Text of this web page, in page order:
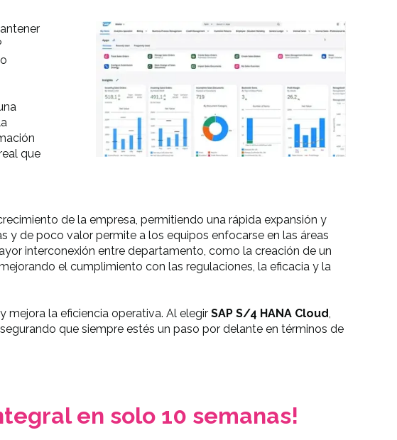
que
de la empresa, permitiendo una rápida expansión y
de poco valor permite a los equipos enfocarse en las áreas
interconexión entre departamento, como la creación de un
el cumplimiento con las regulaciones, la eficacia y la
mejora la eficiencia operativa. Al elegir SAP S/4 HANA Cloud,
que siempre estés un paso por delante en términos de
en solo 10 semanas!